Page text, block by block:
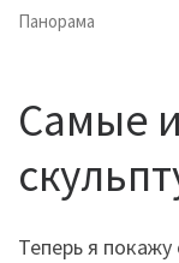
Панорама
Самые
Теперь я